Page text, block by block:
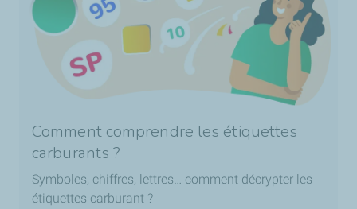
Comment comprendre les étiquettes
carburants ?
Symboles, chiffres, lettres… comment décrypter les
étiquettes carburant ?